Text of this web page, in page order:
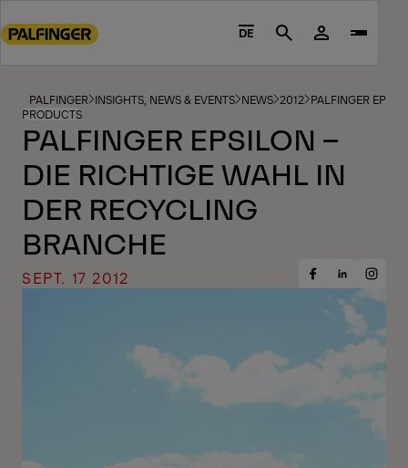
to
footer
content
DE Search
PALFINGER INSIGHTS, NEWS & EVENTS NEWS 2012 PALFINGER
PRODUCTS
PALFINGER EPSILON –
DIE RICHTIGE WAHL IN
DER RECYCLING
BRANCHE
SEPT. 17 2012
Share
Facebook
Share
on
LinkedIn
Share
on